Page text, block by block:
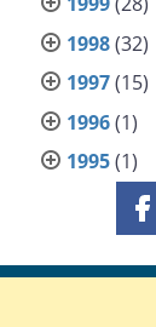
1998(32)
1997(15)
1996(1)
1995(1)